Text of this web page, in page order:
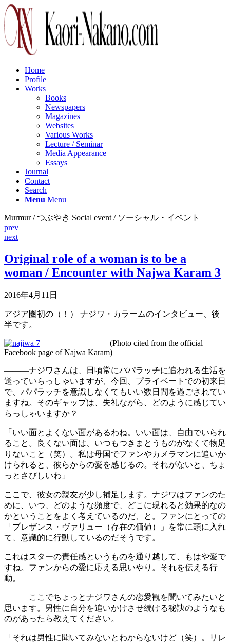
Home
Profile
Works
Books
Newspapers
Magazines
Websites
Various Works
Lecture / Seminar
Media Appearance
Essays
Journal
Contact
Search
Menu Menu
Murmur / つぶやき Social event / ソーシャル・イベント
prev
next
Original role of a woman is to be a
woman / Encounter with Najwa Karam 3
2016年4月11日
アジア圏初の（！） ナジワ・カラームのインタビュー、後
半です。
(Photo cited from the official
Facebook page of Najwa Karam)
―――ナジワさんは、日頃常にパパラッチに追われる生活を
送っていらっしゃいますが、今回、プライベートでの初来日
で、パパラッチを意識しなくてもいい数日間を過ごされてい
ますね。そのギャップは、失礼ながら、どのように感じてい
らっしゃいますか？
「いい面とよくない面があるわね。いい面は、自由でいられ
ること。良くない面は、いつもつきまとうものがなくて物足
りないこと（笑）。私は母国でファンやカメラマンに追いか
けられると、彼らからの愛を感じるの。それがないと、ちょ
っとさびしいわ」
ここで、彼女の親友が少し補足します。ナジワはファンのた
めに、いつ、どのような頻度で、どこに現れると効果的なの
かということをよく考えているのだ、と。ファンにとっての
「プレザンス・ヴァリュー（存在の価値）」を常に頭に入れ
て、意識的に行動しているのだそうです。
これはスターの責任感というものを通り越して、もはや愛で
すね。ファンからの愛に応える思いやり。それを伝える行
動。
―――ここでちょっとナジワさんの恋愛観を聞いてみたいと
思います。男性に自分を追いかけさせ続ける秘訣のようなも
のがあったら教えてください。
「それは男性に聞いてみないとわからないけど（笑）。リレ